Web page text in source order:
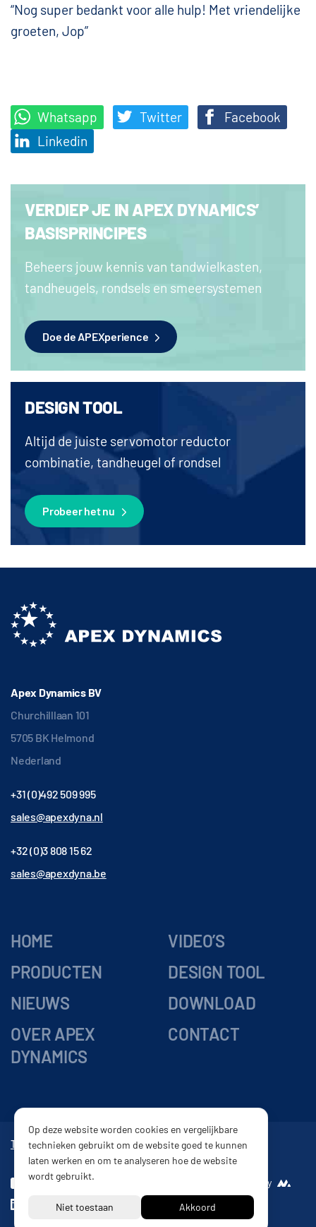
“Nog super bedankt voor alle hulp! Met vriendelijke
groeten, Jop”
Whatsapp Twitter
Facebook
Linkedin
VERDIEP JE IN APEX DYNAMICS’
BASISPRINCIPES
Beheers jouw kennis van tandwielkasten,
tandheugels, rondsels en smeersystemen
Doe de APEXperience
DESIGN TOOL
Altijd de juiste servomotor reductor
combinatie, tandheugel of rondsel
Probeer het nu
Apex Dynamics BV
Churchilllaan 101
5705 BK Helmond
Nederland
+31 (0)492 509 995
sales@apexdyna.nl
+32 (0)3 808 15 62
sales@apexdyna.be
HOME
PRODUCTEN
NIEUWS
OVER APEX
DYNAMICS
VIDEO’S
DESIGN TOOL
DOWNLOAD
CONTACT
Tandwielkasten Vertragingskasten Reductor Tandheugel
Privacy beleid
Website by
Op deze website worden cookies en vergelijkbare
technieken gebruikt om de website goed te kunnen
laten werken en om te analyseren hoe de website
wordt gebruikt.